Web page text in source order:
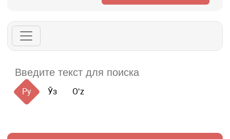
Ру Ўз Oʻz